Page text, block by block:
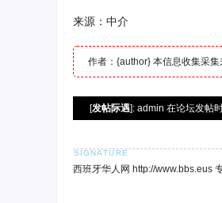
来源：中介
作者：{author} 本信息收集采
[发帖际遇]: admin 在论坛发帖
西班牙华人网 http://www.bbs.eus